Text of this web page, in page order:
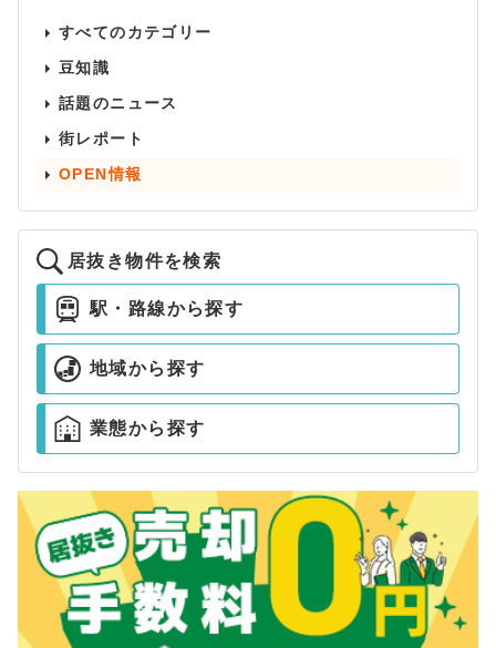
すべてのカテゴリー
豆知識
話題のニュース
街レポート
OPEN情報
居抜き物件を検索
駅・路線から探す
地域から探す
業態から探す